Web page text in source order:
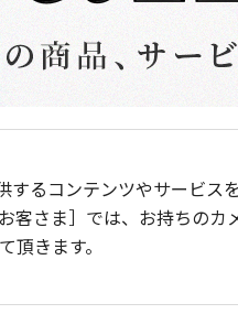
るコンテンツやサービス
客さま］では、お持ちの
頂きます。